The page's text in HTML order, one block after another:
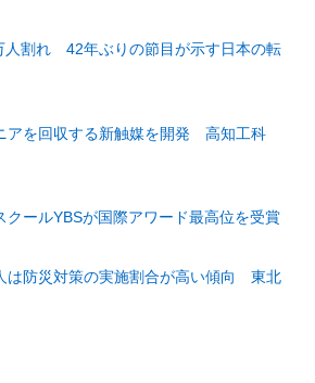
人割れ 42年ぶりの節目が示す日本の転
アを回収する新触媒を開発 高知工科
クールYBSが国際アワード最高位を受賞
は防災対策の実施割合が高い傾向 東北